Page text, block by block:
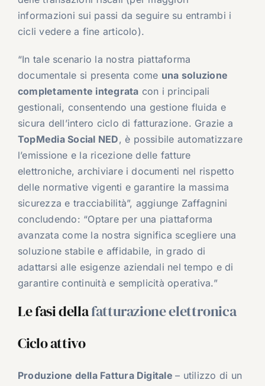
informazioni sui passi da seguire su entrambi i
cicli vedere a fine articolo).
“In tale scenario la nostra piattaforma
documentale si presenta come una soluzione
completamente integrata con i principali
gestionali, consentendo una gestione fluida e
sicura dell’intero ciclo di fatturazione. Grazie a
TopMedia Social NED, è possibile automatizzare
l’emissione e la ricezione delle fatture
elettroniche, archiviare i documenti nel rispetto
delle normative vigenti e garantire la massima
sicurezza e tracciabilità”, aggiunge Zaffagnini
concludendo: “Optare per una piattaforma
avanzata come la nostra significa scegliere una
soluzione stabile e affidabile, in grado di
adattarsi alle esigenze aziendali nel tempo e di
garantire continuità e semplicità operativa.”
Le fasi dellafatturazione elettronica
Ciclo attivo
Produzione della Fattura Digitale– utilizzo di un